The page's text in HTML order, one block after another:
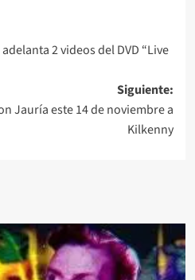
2 videos del DVD “Live
Siguiente:
Jauría este 14 de noviembre a
Kilkenny